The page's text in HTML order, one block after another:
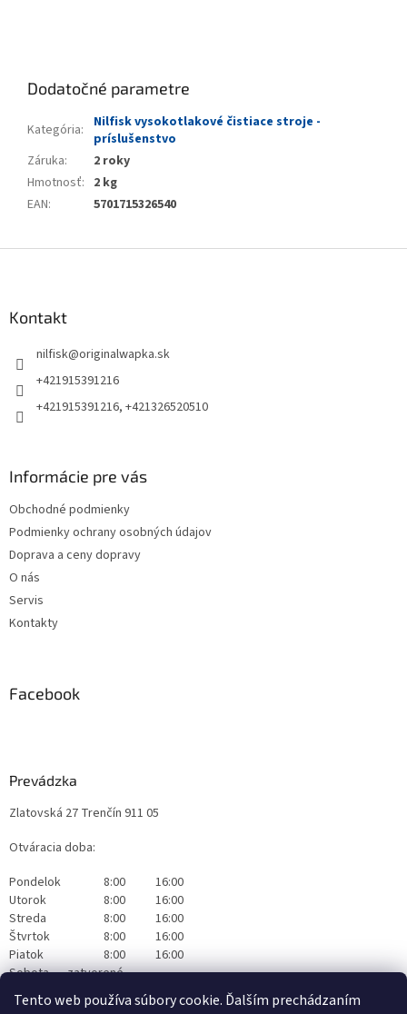
Tento web používa súbory cookie. Ďalším prechádzaním
Dodatočné parametre
Kategória:
Nilfisk vysokotlakové čistiace stroje -
príslušenstvo
Záruka:
2 roky
Hmotnosť: 2 kg
EAN: 5701715326540
Kontakt
nilfisk@originalwapka.sk
+421915391216
+421915391216, +421326520510
Informácie pre vás
Obchodné podmienky
Podmienky ochrany osobných údajov
Doprava a ceny dopravy
O nás
Servis
Kontakty
Facebook
Prevádzka
Zlatovská 27 Trenčín 911 05
Otváracia doba:
Pondelok
8:00
16:00
Utorok
8:00
16:00
Streda
8:00
16:00
Štvrtok
8:00
16:00
Piatok
8:00
16:00
Sobota
zatvorené
Nedeľa
zatvorené